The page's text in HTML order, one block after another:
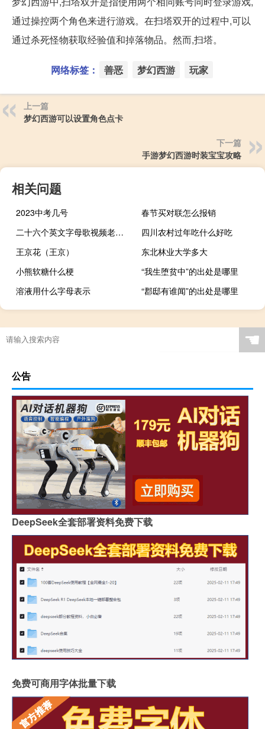
通过操控两个角色来进行游戏。在扫塔双开的过程中,可以
通过杀死怪物获取经验值和掉落物品。然而,扫塔。
网络标签： 善恶 梦幻西游 玩家
上一篇
梦幻西游可以设置角色点卡
下一篇
手游梦幻西游时装宝宝攻略
相关问题
2023中考几号
春节买对联怎么报销
二十六个英文字母歌视频老版（二十六个英文字母歌）
四川农村过年吃什么好吃
王京花（王京）
东北林业大学多大
小熊软糖什么梗
“我生堕贫中”的出处是哪里
溶液用什么字母表示
“郡邸有谁闻”的出处是哪里
☚
公告
DeepSeek全套部署资料免费下载
免费可商用字体批量下载